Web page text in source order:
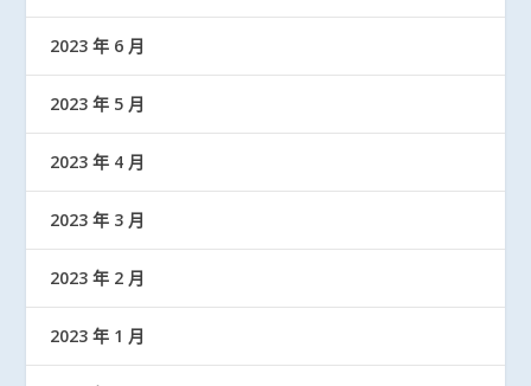
2023 年 6 月
2023 年 5 月
2023 年 4 月
2023 年 3 月
2023 年 2 月
2023 年 1 月